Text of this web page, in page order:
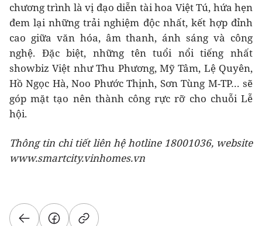
chương trình là vị đạo diễn tài hoa Việt Tú, hứa hẹn
đem lại những trải nghiệm độc nhất, kết hợp đỉnh
cao giữa văn hóa, âm thanh, ánh sáng và công
nghệ. Đặc biệt, những tên tuổi nổi tiếng nhất
showbiz Việt như Thu Phương, Mỹ Tâm, Lệ Quyên,
Hồ Ngọc Hà, Noo Phước Thịnh, Sơn Tùng M-TP… sẽ
góp mặt tạo nên thành công rực rỡ cho chuỗi Lễ
hội.
Thông tin chi tiết liên hệ hotline 18001036, website
www.smartcity.vinhomes.vn